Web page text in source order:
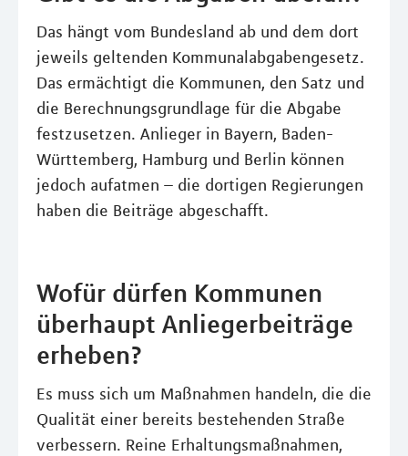
Das hängt vom Bundesland ab und dem dort
jeweils geltenden Kommunalabgabengesetz.
Das ermächtigt die Kommunen, den Satz und
die Berechnungsgrundlage für die Abgabe
festzusetzen. Anlieger in Bayern, Baden-
Württemberg, Hamburg und Berlin können
jedoch aufatmen – die dortigen Regierungen
haben die Beiträge abgeschafft.
Wofür dürfen Kommunen
überhaupt Anliegerbeiträge
erheben?
Es muss sich um Maßnahmen handeln, die die
Qualität einer bereits bestehenden Straße
verbessern. Reine Erhaltungsmaßnahmen,